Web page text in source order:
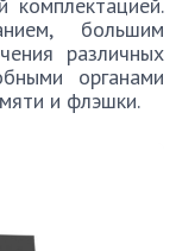
большим
различных
органами
и флэшки.